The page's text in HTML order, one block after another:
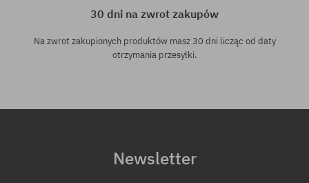
30 dni na zwrot zakupów
Na zwrot zakupionych produktów masz 30 dni licząc od daty
otrzymania przesyłki.
Newsletter